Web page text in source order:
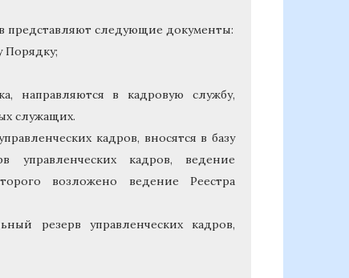
представляют следующие документы:
Порядку;
направляются в кадровую службу,
служащих.
кадров, вносятся в базу
кадров, ведение
возложено ведение Реестра
резерв управленческих кадров,